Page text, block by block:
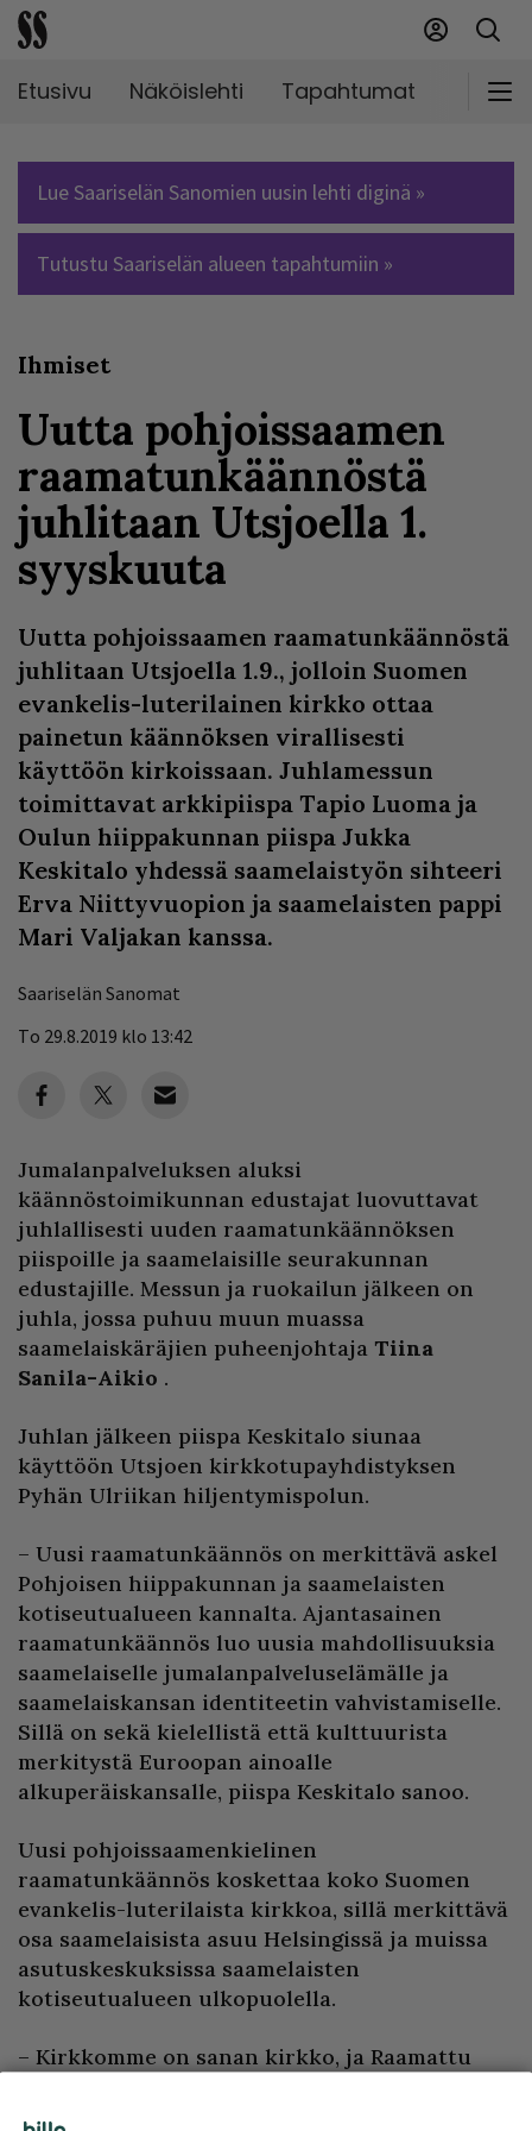
Etusivu Näköislehti Tapahtumat
Lue Saariselän Sanomien uusin lehti diginä »
Tutustu Saariselän alueen tapahtumiin »
Ihmiset
Uutta pohjoissaamen
raamatunkäännöstä
juhlitaan Utsjoella 1.
syyskuuta
Uutta pohjoissaamen raamatunkäännöstä
juhlitaan Utsjoella 1.9., jolloin Suomen
evankelis-luterilainen kirkko ottaa
painetun käännöksen virallisesti
käyttöön kirkoissaan. Juhlamessun
toimittavat arkkipiispa Tapio Luoma ja
Oulun hiippakunnan piispa Jukka
Keskitalo yhdessä saamelaistyön sihteeri
Erva Niittyvuopion ja saamelaisten pappi
Mari Valjakan kanssa.
Saariselän Sanomat
To 29.8.2019 klo 13:42
Jumalanpalveluksen aluksi
käännöstoimikunnan edustajat luovuttavat
juhlallisesti uuden raamatunkäännöksen
piispoille ja saamelaisille seurakunnan
edustajille. Messun ja ruokailun jälkeen on
juhla, jossa puhuu muun muassa
saamelaiskäräjien puheenjohtaja Tiina
Sanila-Aikio .
Juhlan jälkeen piispa Keskitalo siunaa
käyttöön Utsjoen kirkkotupayhdistyksen
Pyhän Ulriikan hiljentymispolun.
– Uusi raamatunkäännös on merkittävä askel
Pohjoisen hiippakunnan ja saamelaisten
kotiseutualueen kannalta. Ajantasainen
raamatunkäännös luo uusia mahdollisuuksia
saamelaiselle jumalanpalveluselämälle ja
saamelaiskansan identiteetin vahvistamiselle.
Sillä on sekä kielellistä että kulttuurista
merkitystä Euroopan ainoalle
alkuperäiskansalle, piispa Keskitalo sanoo.
Uusi pohjoissaamenkielinen
raamatunkäännös koskettaa koko Suomen
evankelis-luterilaista kirkkoa, sillä merkittävä
osa saamelaisista asuu Helsingissä ja muissa
asutuskeskuksissa saamelaisten
kotiseutualueen ulkopuolella.
– Kirkkomme on sanan kirkko, ja Raamattu
ihmisistä ja pienistä kansoista. On tärkeää,